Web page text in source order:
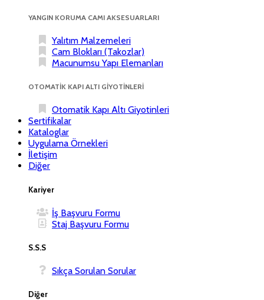
YANGIN KORUMA CAMI AKSESUARLARI
Yalıtım Malzemeleri
Cam Blokları (Takozlar)
Macunumsu Yapı Elemanları
OTOMATİK KAPI ALTI GİYOTİNLERİ
Otomatik Kapı Altı Giyotinleri
Sertifikalar
Kataloglar
Uygulama Örnekleri
İletişim
Diğer
Kariyer
İş Başvuru Formu
Staj Başvuru Formu
S.S.S
Sıkça Sorulan Sorular
Diğer